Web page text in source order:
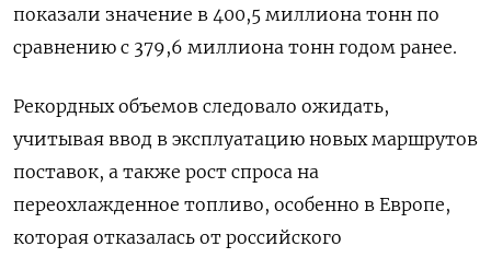
показали значение в 400,5 миллиона тонн по
сравнению с 379,6 миллиона тонн годом ранее.
Рекордных объемов следовало ожидать,
учитывая ввод в эксплуатацию новых маршрутов
поставок, а также рост спроса на
переохлажденное топливо, особенно в Европе,
которая отказалась от российского